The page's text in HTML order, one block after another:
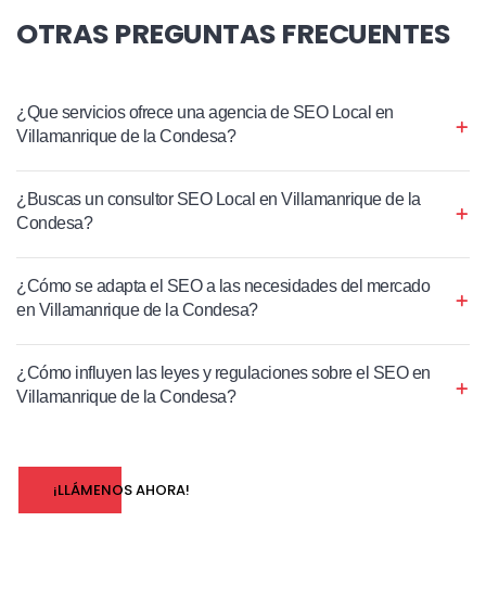
OTRAS PREGUNTAS FRECUENTES
¿Que servicios ofrece una agencia de SEO Local en
Villamanrique de la Condesa?
¿Buscas un consultor SEO Local en Villamanrique de la
Condesa?
¿Cómo se adapta el SEO a las necesidades del mercado
en Villamanrique de la Condesa?
¿Cómo influyen las leyes y regulaciones sobre el SEO en
Villamanrique de la Condesa?
¡LLÁMENOS AHORA!